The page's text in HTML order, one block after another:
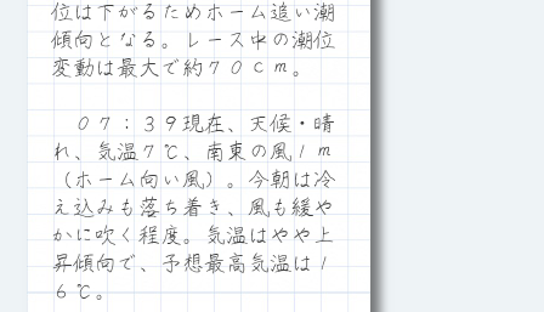
位は下がるためホーム追い潮
傾向となる。レース中の潮位
変動は最大で約７０ｃｍ。
０７：３９現在、天候・晴
れ、気温７℃、南東の風１ｍ
（ホーム向い風）。今朝は冷
え込みも落ち着き、風も緩や
かに吹く程度。気温はやや上
昇傾向で、予想最高気温は１
６℃。